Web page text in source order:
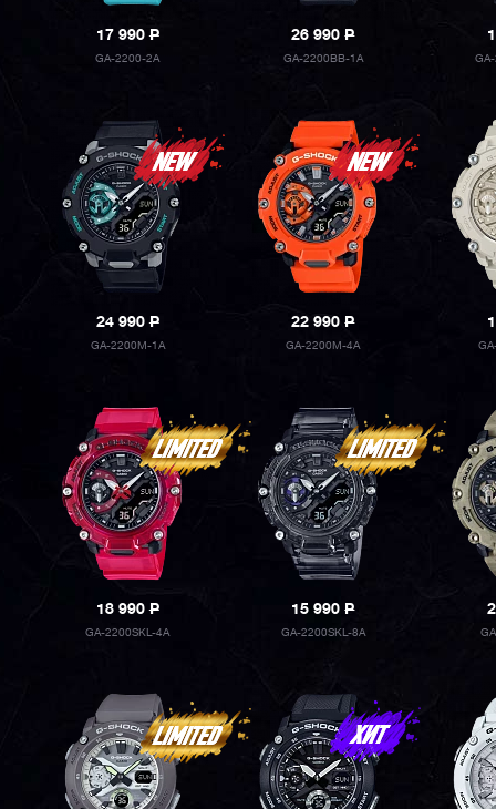
17 990P
GA-2200-2A
26 990P
GA-2200BB-1A
24 990P
GA-2200M-1A
22 990P
GA-2200M-4A
18 990P
GA-2200SKL-4A
15 990P
GA-2200SKL-8A